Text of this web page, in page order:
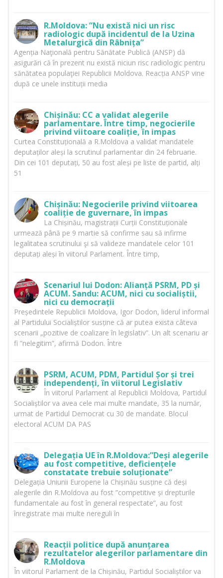
R.Moldova: ”Nu există nici un risc
radiologic după incidentul de la Uzina
Metalurgică din Râbnița”
Agenția Naţională pentru Sănătate Publică (ANSP) dă
asigurări că în prezent nu există niciun risc radiologic pentru
sănătatea populaţiei Republicii Moldova. Reacția ANSP vine
după ce unele instituții media
Chișinău: CC a validat alegerile
parlamentare. Între timp, negocierile
privind viitoare coaliție, în impas
Curtea Constituțională a R.Moldova a validat mandatele
deputaților aleși la scrutinul parlamentar din 24 februarie.
Din cei 101 deputați, 50 au fost aleși pe liste de partid, alți
51
Chișinău: Negocierile privind viitoarea
coaliție de guvernare, în impas
La Chișinău, magistrații Curții Constituționale
urmează până pe 9 martie să confirme sau să infirme
legalitatea scrutinului şi să valideze mandatele celor 101
deputați aleși în viitorul Parlament. Între timp,
Scenariul lui Dodon: Alianță PSRM, PD și
ACUM. Sandu: ACUM, nici cu socialiștii,
nici cu democrații
Președintele Republicii Moldova, Igor Dodon, liderul informal
al Partidului Socialiștilor susține că ar putea exista câteva
scenarii „pozitive de coalizare în legislativ”. Un alt scenariu ar
fi ”nelegitim”, afirmă Dodon. Între
PSRM, ACUM, PDM, Partidul Șor și trei
independenți, în viitorul Legislativ
În viitorul Parlament al Republicii Moldova, Partidul
Socialiștilor va avea cele mai multe mandate, 35 la număr,
urmat de Partidul Democrat cu 30 de mandate. Blocul
electoral ACUM DA PAS
Delegația UE în R.Moldova:”Deși alegerile
au fost competitive, deficiențele
constatate trebuie soluționate”
Delegația Uniunii Europene la Chișinău susține că deși
alegerile din R.Moldova au fost ”competitive și drepturile
fundamentale au fost în general respectate”, au fost
înregistrate mai multe nereguli în
Reacții politice după anunțarea
rezultatelor alegerilor parlamentare din
R.Moldova
În viitorul Parlament de la Chișinău, Partidul Socialiștilor va